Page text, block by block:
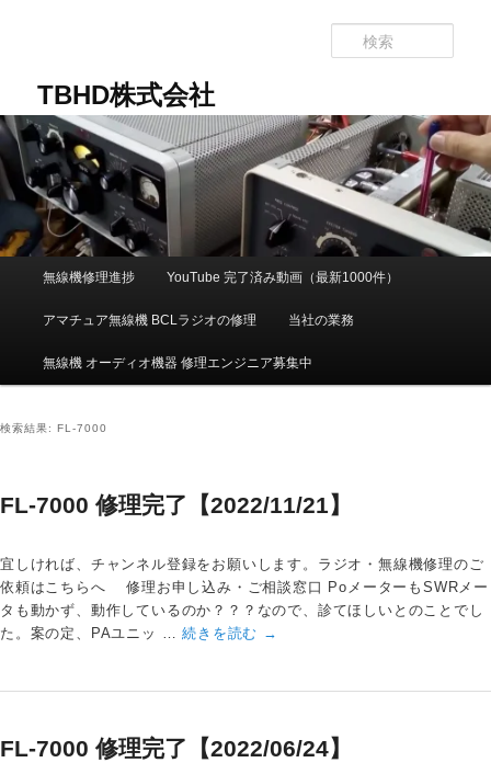
テ
ン
ツ
へ
動
ン
ツ
へ
移
TBHD株式会社
索
ュ
無線機修理進捗 YouTube 完了済み動画（最新1000件）
アマチュア無線機 BCLラジオの修理 当社の業務
無線機 オーディオ機器 修理エンジニア募集中
検索結果: FL-7000
FL-7000 修理完了【2022/11/21】
宜しければ、チャンネル登録をお願いします。ラジオ・無線機修理のご
依頼はこちらへ 修理お申し込み・ご相談窓口 PoメーターもSWRメー
タも動かず、動作しているのか？？？なので、診てほしいとのことでし
た。案の定、PAユニッ …続きを読む →
FL-7000 修理完了【2022/06/24】